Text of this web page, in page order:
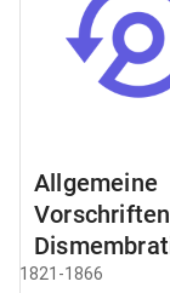
Allgemeine
Domainen-
1821-1866